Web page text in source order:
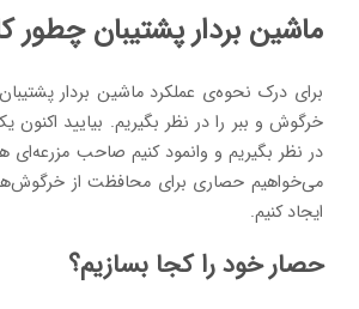
ماشین بردار پشتیبان چطور
خرگوش و ببر را در نظر بگیریم. بیایید
در نظر بگیریم و وانمود کنیم صاحب مزرعه‌ای
می‌خواهیم حصاری برای محافظت از
ایجاد کنیم.
حصار خود را کجا بسازیم؟